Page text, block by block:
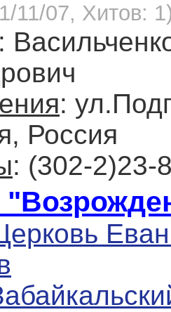
11/07, Хитов:
:
:
Россия
: (302-2)23-